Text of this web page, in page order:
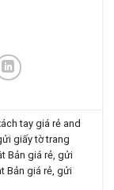
tay giá rẻ and
giấy tờ trang
Bản giá rẻ ,gửi
Bản giá rẻ ,gửi